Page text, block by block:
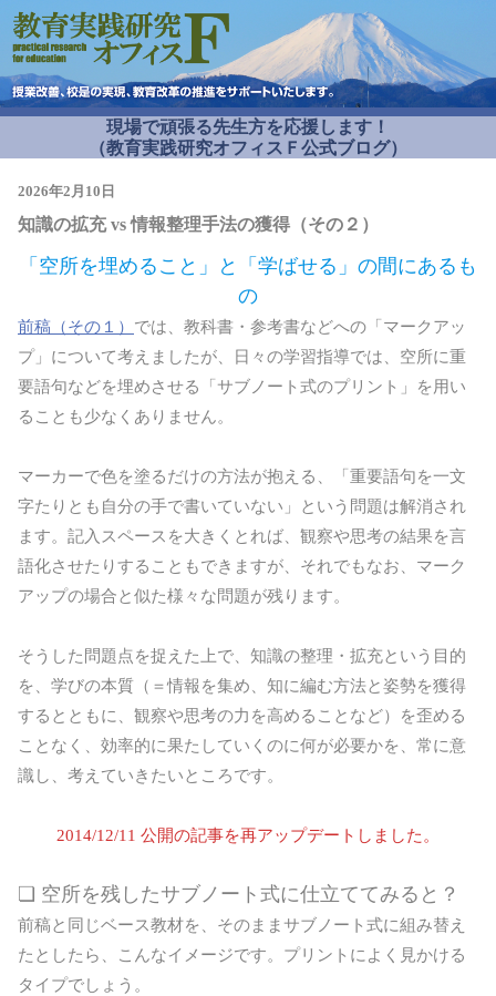
現場で頑張る先生方を応援します！
（教育実践研究オフィスＦ公式ブログ）
2026年2月10日
知識の拡充 vs 情報整理手法の獲得（その２）
「空所を埋めること」と「学ばせる」の間にあるも
の
前稿（その１） では、教科書・参考書などへの「マークアッ
プ」について考えましたが、日々の学習指導では、空所に重
要語句などを埋めさせる「サブノート式のプリント」を用い
ることも少なくありません。
マーカーで色を塗るだけの方法が抱える、「重要語句を一文
字たりとも自分の手で書いていない」という問題は解消され
ます。記入スペースを大きくとれば、観察や思考の結果を言
語化させたりすることもできますが、それでもなお、マーク
アップの場合と似た様々な問題が残ります。
そうした問題点を捉えた上で、知識の整理・拡充という目的
を、学びの本質（＝情報を集め、知に編む方法と姿勢を獲得
するとともに、観察や思考の力を高めることなど）を歪める
ことなく、効率的に果たしていくのに何が必要かを、常に意
識し、考えていきたいところです。
2014/12/11 公開の記事を再アップデートしました。
❏ 空所を残したサブノート式に仕立ててみると？
前稿と同じベース教材を、そのままサブノート式に組み替え
たとしたら、こんなイメージです。プリントによく見かける
タイプでしょう。